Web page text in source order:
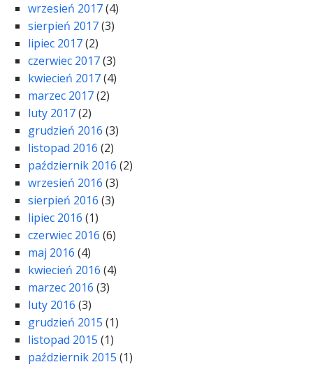
wrzesień 2017(4)
sierpień 2017(3)
lipiec 2017(2)
czerwiec 2017(3)
kwiecień 2017(4)
marzec 2017(2)
luty 2017(2)
grudzień 2016 (3)
listopad 2016 (2)
październik 2016 (2)
wrzesień 2016 (3)
sierpień 2016 (3)
lipiec 2016 (1)
czerwiec 2016 (6)
maj 2016 (4)
kwiecień 2016 (4)
marzec 2016 (3)
luty 2016 (3)
grudzień 2015 (1)
listopad 2015 (1)
październik 2015 (1)